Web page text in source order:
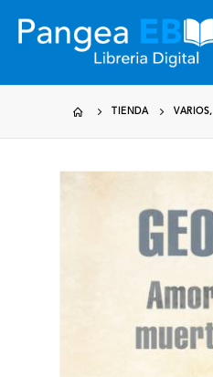
TIENDA VARIOS,